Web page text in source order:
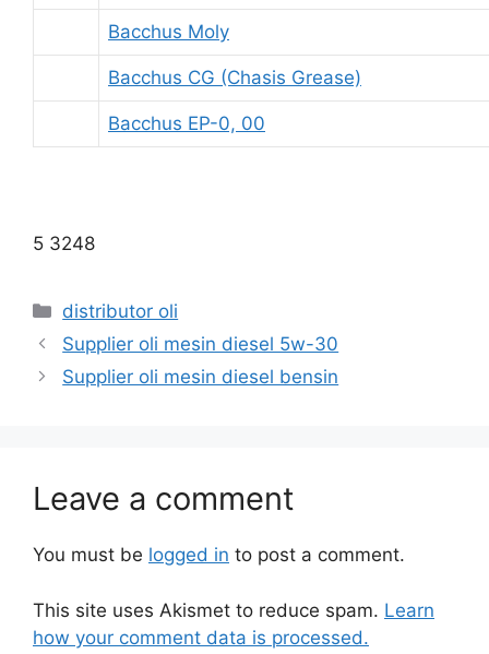
Bacchus Moly
Bacchus CG (Chasis Grease)
Bacchus EP-0, 00
5 3248
distributor oli
Supplier oli mesin diesel 5w-30
Supplier oli mesin diesel bensin
Leave a comment
You must be logged in to post a comment.
This site uses Akismet to reduce spam. Learn
how your comment data is processed.